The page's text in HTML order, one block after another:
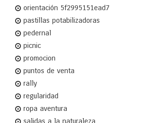
orientación 5f2995151ead7
pastillas potabilizadoras
pedernal
picnic
promocion
puntos de venta
rally
regularidad
ropa aventura
salidas a la naturaleza